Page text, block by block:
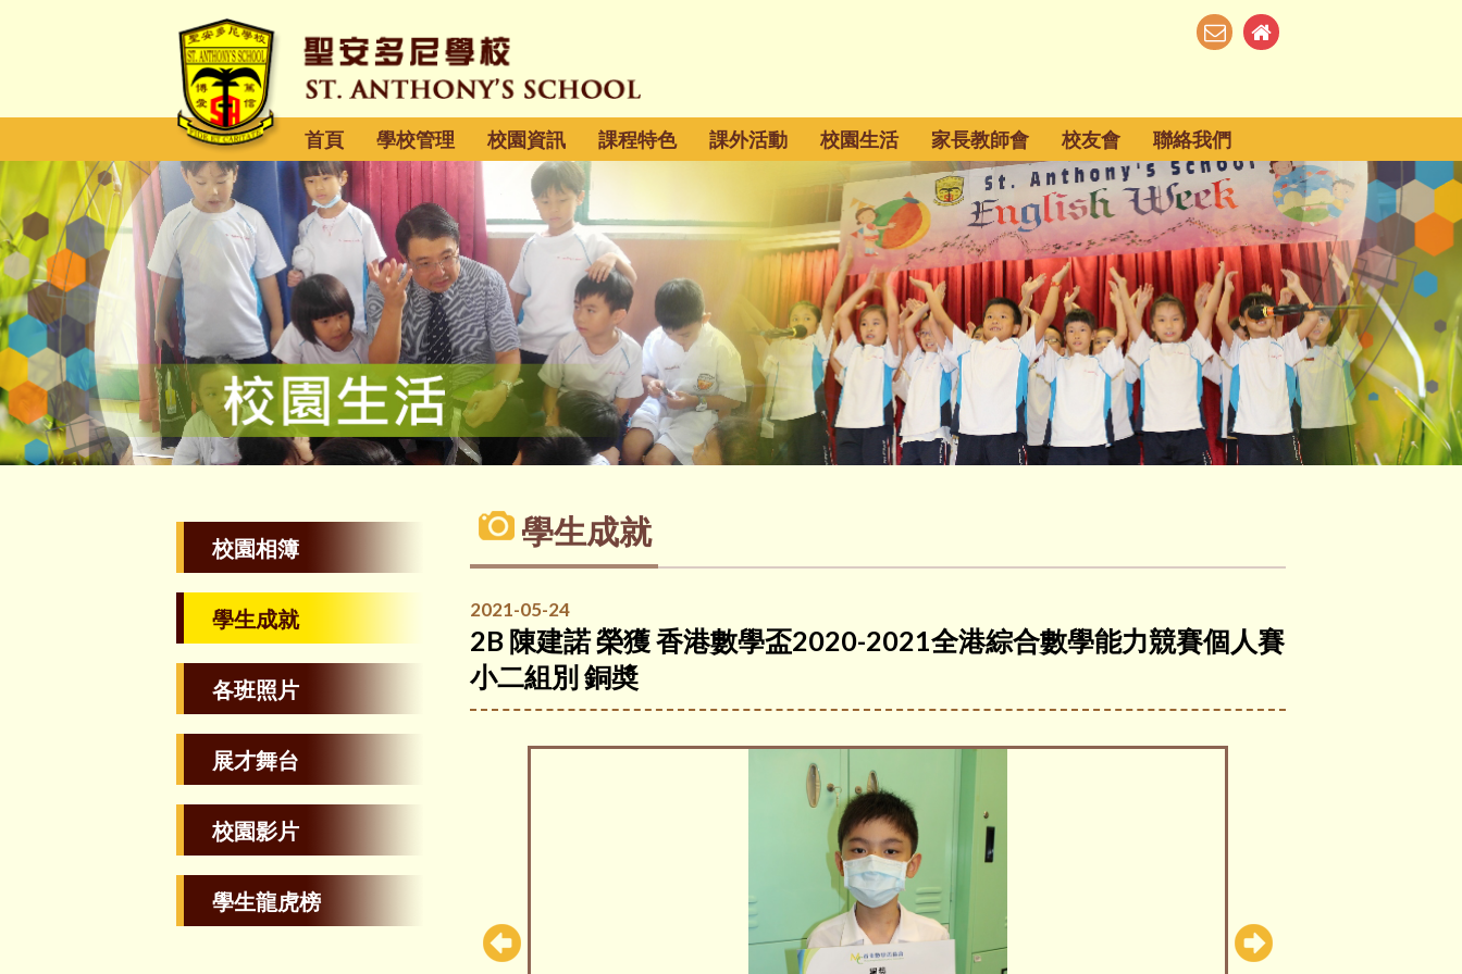
首頁 學校管理 校園資訊 課程特色 課外活動 校園生活 家長教師會 校友會 聯絡我們
校園相簿
學生成就
各班照片
展才舞台
校園影片
學生龍虎榜
學生成就
2021-05-24
2B 陳建諾 榮獲 香港數學盃2020-2021全港綜合數學能力競賽個人賽
小二組別 銅奬